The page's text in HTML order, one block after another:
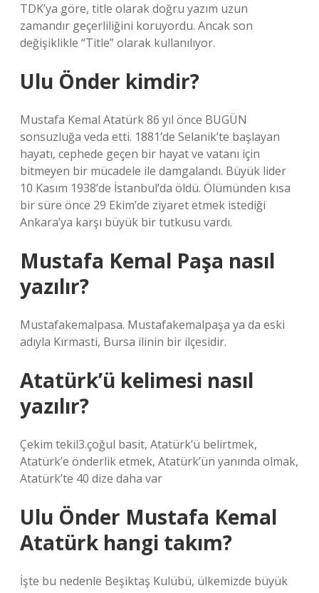
TDK’ya göre, title olarak doğru yazım uzun
zamandır geçerliliğini koruyordu. Ancak son
değişiklikle “Title” olarak kullanılıyor.
Ulu Önder kimdir?
Mustafa Kemal Atatürk 86 yıl önce BUGÜN
sonsuzluğa veda etti. 1881’de Selanik’te başlayan
hayatı, cephede geçen bir hayat ve vatanı için
bitmeyen bir mücadele ile damgalandı. Büyük lider
10 Kasım 1938’de İstanbul’da öldü. Ölümünden kısa
bir süre önce 29 Ekim’de ziyaret etmek istediği
Ankara’ya karşı büyük bir tutkusu vardı.
Mustafa Kemal Paşa nasıl
yazılır?
Mustafakemalpasa. Mustafakemalpaşa ya da eski
adıyla Kırmasti, Bursa ilinin bir ilçesidir.
Atatürk’ü kelimesi nasıl
yazılır?
Çekim tekil3.çoğul basit, Atatürk’ü belirtmek,
Atatürk’e önderlik etmek, Atatürk’ün yanında olmak,
Atatürk’te 40 dize daha var
Ulu Önder Mustafa Kemal
Atatürk hangi takım?
İşte bu nedenle Beşiktaş Kulübü, ülkemizde büyük